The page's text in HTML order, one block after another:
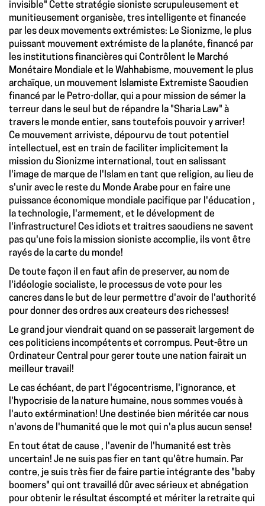
invisible" Cette stratégie sioniste scrupuleusement et
munitieusement organisèe, tres intelligente et financée
par les deux movements extrémistes: Le Sionizme, le plus
puissant mouvement extrémiste de la planéte, financé par
les institutions financières qui Contrôlent le Marché
Monétaire Mondiale et le Wahhabisme, mouvement le plus
archaïque, un mouvement Islamiste Extremiste Saoudien
financé par le Petro-dollar, qui a pour mission de sémer la
terreur dans le seul but de répandre la "Sharia Law" à
travers le monde entier, sans toutefois pouvoir y arriver!
Ce mouvement arriviste, dépourvu de tout potentiel
intellectuel, est en train de faciliter implicitement la
mission du Sionizme international, tout en salissant
l'image de marque de l'Islam en tant que religion, au lieu de
s'unir avec le reste du Monde Arabe pour en faire une
puissance économique mondiale pacifique par l'éducation ,
la technologie, l'armement, et le dévelopment de
l'infrastructure! Ces idiots et traitres saoudiens ne savent
pas qu'une fois la mission sioniste accomplie, ils vont être
rayés de la carte du monde!
De toute façon il en faut afin de preserver, au nom de
l'idéologie socialiste, le processus de vote pour les
cancres dans le but de leur permettre d'avoir de l'authorité
pour donner des ordres aux createurs des richesses!
Le grand jour viendrait quand on se passerait largement de
ces politiciens incompétents et corrompus. Peut-être un
Ordinateur Central pour gerer toute une nation fairait un
meilleur travail!
Le cas échéant, de part l'égocentrisme, l'ignorance, et
l'hypocrisie de la nature humaine, nous sommes voués à
l'auto extérmination! Une destinée bien méritée car nous
n'avons de l'humanité que le mot qui n'a plus aucun sense!
En tout état de cause , l'avenir de l'humanité est très
uncertain! Je ne suis pas fier en tant qu'être humain. Par
contre, je suis très fier de faire partie intégrante des "baby
boomers" qui ont travaillé dûr avec sérieux et abnégation
pour obtenir le résultat éscompté et mériter la retraite qui